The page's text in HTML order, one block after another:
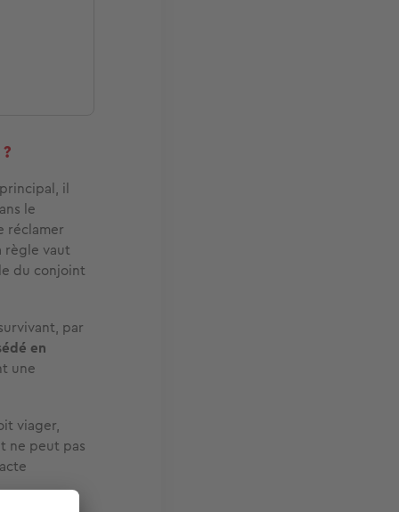
il
le
réclamer
règle vaut
du conjoint
par
en
une
viager,
ne peut pas